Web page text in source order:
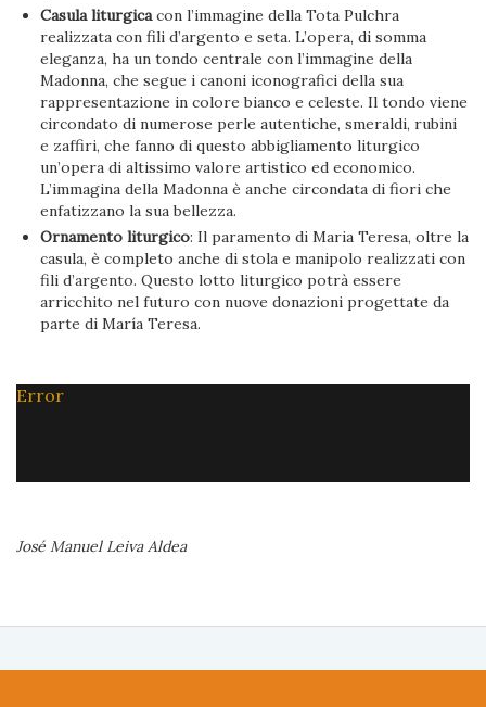
Casula liturgicacon l’immagine della Tota Pulchra
realizzata con fili d’argento e seta. L’opera, di somma
eleganza, ha un tondo centrale con l’immagine della
Madonna, che segue i canoni iconografici della sua
rappresentazione in colore bianco e celeste. Il tondo viene
circondato di numerose perle autentiche, smeraldi, rubini
e zaffiri, che fanno di questo abbigliamento liturgico
un’opera di altissimo valore artistico ed economico.
L’immagina della Madonna è anche circondata di fiori che
enfatizzano la sua bellezza.
Ornamento liturgico: Il paramento di Maria Teresa, oltre la
casula, è completo anche di stola e manipolo realizzati con
fili d’argento. Questo lotto liturgico potrà essere
arricchito nel futuro con nuove donazioni progettate da
parte di María Teresa.
Error
José Manuel Leiva Aldea